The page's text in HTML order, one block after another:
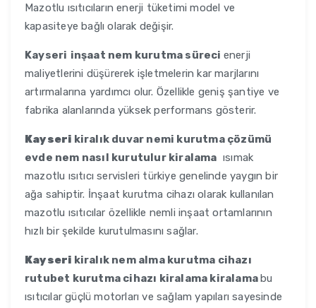
Mazotlu ısıtıcıların enerji tüketimi model ve
kapasiteye bağlı olarak değişir.
Kayseri inşaat nem kurutma süreci enerji
maliyetlerini düşürerek işletmelerin kar marjlarını
artırmalarına yardımcı olur. Özellikle geniş şantiye ve
fabrika alanlarında yüksek performans gösterir.
Kayseri kiralık duvar nemi kurutma çözümü
evde nem nasıl kurutulur kiralama ısımak
mazotlu ısıtıcı servisleri türkiye genelinde yaygın bir
ağa sahiptir. İnşaat kurutma cihazı olarak kullanılan
mazotlu ısıtıcılar özellikle nemli inşaat ortamlarının
hızlı bir şekilde kurutulmasını sağlar.
Kayseri kiralık nem alma kurutma cihazı
rutubet kurutma cihazı kiralama kiralamabu
ısıtıcılar güçlü motorları ve sağlam yapıları sayesinde